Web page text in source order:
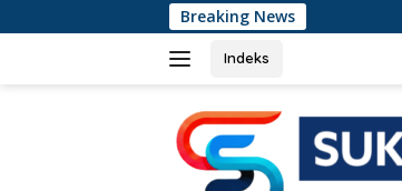
ke
Breaking News
Indeks